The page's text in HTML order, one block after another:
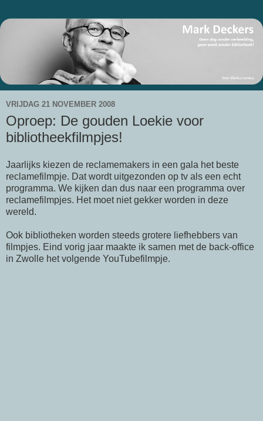
VRIJDAG 21 NOVEMBER 2008
Oproep: De gouden Loekie voor
bibliotheekfilmpjes!
Jaarlijks kiezen de reclamemakers in een gala het beste
reclamefilmpje. Dat wordt uitgezonden op tv als een echt
programma. We kijken dan dus naar een programma over
reclamefilmpjes. Het moet niet gekker worden in deze
wereld.
Ook bibliotheken worden steeds grotere liefhebbers van
filmpjes. Eind vorig jaar maakte ik samen met de back-office
in Zwolle het volgende YouTubefilmpje.